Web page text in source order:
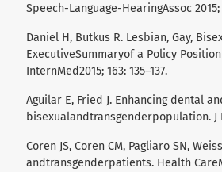
Speech-Language-HearingAssoc 2015;
Daniel H, Butkus R. Lesbian, Gay,
ExecutiveSummaryof a Policy
InternMed2015; 163: 135–137.
Aguilar E, Fried J. Enhancing dental
bisexualandtransgenderpopulation. J
Coren JS, Coren CM, Pagliaro SN,
andtransgenderpatients. Health